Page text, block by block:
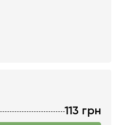
113 грн